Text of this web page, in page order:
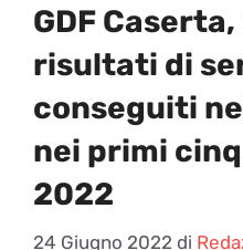
GDF
risultati di
conseguiti
nei primi
2022
24 Giugno 2022 di